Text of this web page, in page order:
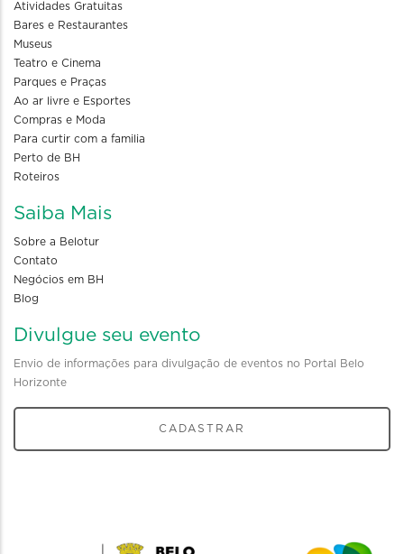
Atividades Gratuitas
Bares e Restaurantes
Museus
Teatro e Cinema
Parques e Praças
Ao ar livre e Esportes
Compras e Moda
Para curtir com a familia
Perto de BH
Roteiros
Saiba Mais
Sobre a Belotur
Contato
Negócios em BH
Blog
Divulgue seu evento
Envio de informações para divulgação de eventos no Portal Belo
Horizonte
CADASTRAR